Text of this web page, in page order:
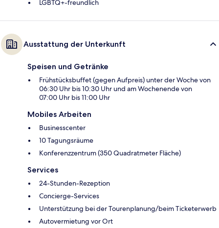
LGBTQ+-freundlich
Ausstattung der Unterkunft
Speisen und Getränke
Frühstücksbuffet (gegen Aufpreis) unter der Woche von
06:30 Uhr bis 10:30 Uhr und am Wochenende von
07:00 Uhr bis 11:00 Uhr
Mobiles Arbeiten
Businesscenter
10 Tagungsräume
Konferenzzentrum (350 Quadratmeter Fläche)
Services
24-Stunden-Rezeption
Concierge-Services
Unterstützung bei der Tourenplanung/beim Ticketerwerb
Autovermietung vor Ort